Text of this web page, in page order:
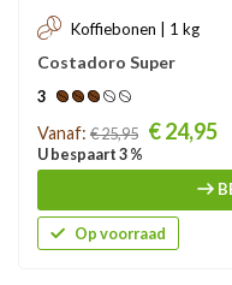
Koffiebonen | 1 kg
Costadoro Super
3
Prijs
Vanaf: € 25,95 € 24,95
U bespaart 3 %
Op voorraad